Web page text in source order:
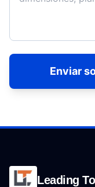
Enviar
Leading